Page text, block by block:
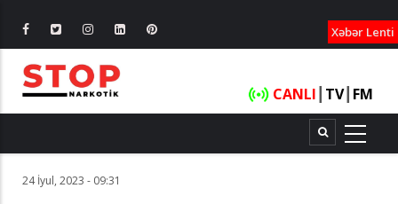
Xəbər Lenti
CANLI TV┃ FM
24 İyul, 2023 - 09:31